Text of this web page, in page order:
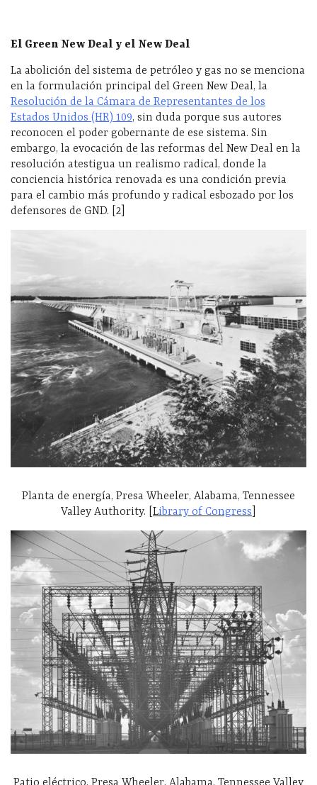
El Green New Deal y el New Deal
La abolición del sistema de petróleo y gas no se menciona
en la formulación principal del Green New Deal, la
Resolución de la Cámara de Representantes de los
Estados Unidos (HR) 109, sin duda porque sus autores
reconocen el poder gobernante de ese sistema. Sin
embargo, la evocación de las reformas del New Deal en la
resolución atestigua un realismo radical, donde la
conciencia histórica renovada es una condición previa
para el cambio más profundo y radical esbozado por los
defensores de GND. [2]
Planta de energía, Presa Wheeler, Alabama, Tennessee
Valley Authority. [ Library of Congress